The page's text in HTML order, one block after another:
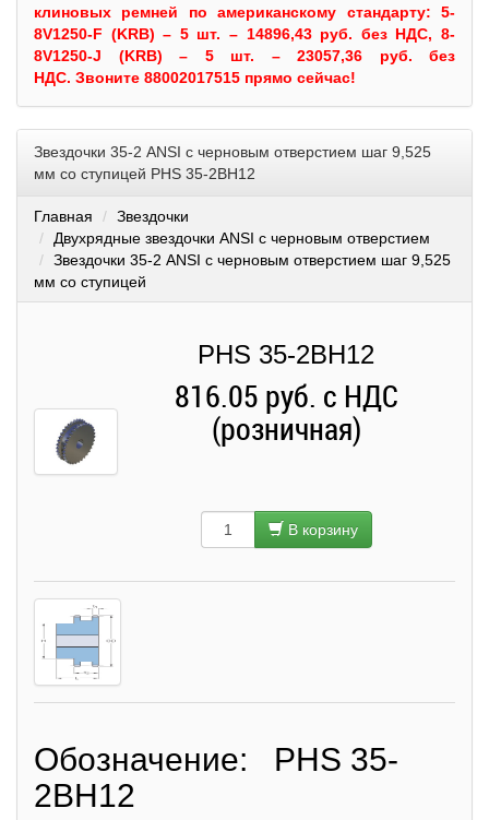
клиновых ремней по американскому стандарту: 5-
8V1250-F (KRB) – 5 шт. – 14896,43 руб. без НДС, 8-
8V1250-J (KRB) – 5 шт. – 23057,36 руб. без
НДС. Звоните 88002017515 прямо сейчас!
Звездочки 35-2 ANSI с черновым отверстием шаг 9,525
мм со ступицей PHS 35-2BH12
Главная
Звездочки
Двухрядные звездочки ANSI с черновым отверстием
Звездочки 35-2 ANSI с черновым отверстием шаг 9,525
мм со ступицей
PHS 35-2BH12
816.05 руб. с НДС
(розничная)
В корзину
Обозначение: PHS 35-
2BH12